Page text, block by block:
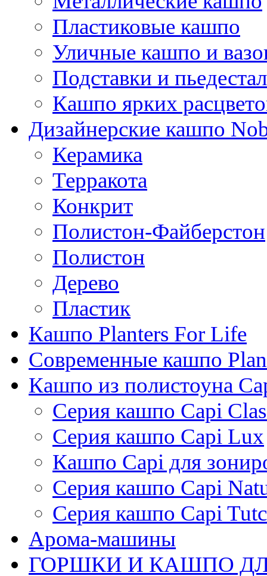
Пластиковые кашпо
Уличные кашпо и
Подставки и
Кашпо ярких
Дизайнерские кашпо
Керамика
Терракота
Конкрит
Полистон-Файберстон
Полистон
Дерево
Пластик
Кашпо Planters For Life
Современные кашпо
Кашпо из полистоуна
Серия кашпо Capi
Серия кашпо Capi Lux
Кашпо Capi для
Серия кашпо Capi
Серия кашпо Capi
Арома-машины
ГОРШКИ И КАШПО